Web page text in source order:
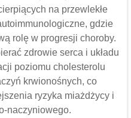
na przewlekłe
gdzie
rolę w progresji choroby.
zdrowie serca i układu
poziomu cholesterolu
krwionośnych, co
ryzyka miażdżycy i
naczyniowego.